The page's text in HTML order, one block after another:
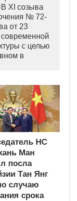
XI созыва
№ 72-
от 23
с целью
в
НС
Ман
посла
Тан Янг
случаю
срока